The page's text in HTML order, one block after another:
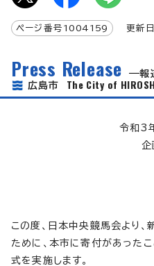
ページ番号 1004159 更新
Press Release
報
広島市 The City of
令和3
企
この度、日本中央競馬会より
ために、本市に寄付があった
式を実施します。